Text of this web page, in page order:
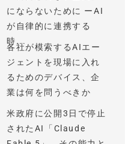
にならないために ーAI
が自律的に連携する
時...
各社が模索するAIエー
ジェントを現場に入れ
るためのデバイス、企
業は何を問うべきか
米政府に公開3日で停止
されたAI「Claude